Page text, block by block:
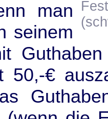
man
seinem
50,-€